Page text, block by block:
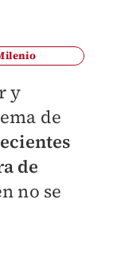
y
de
de
no se